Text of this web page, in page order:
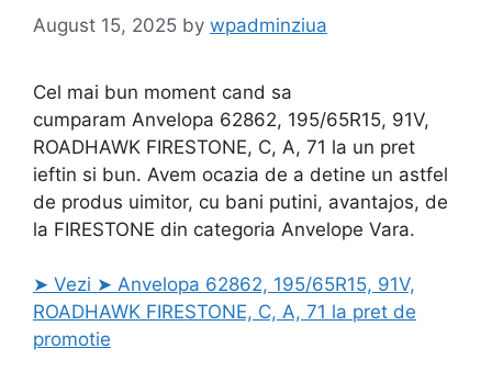
August 15, 2025 by wpadminziua
Cel mai bun moment cand sa
cumparam Anvelopa 62862, 195/65R15, 91V,
ROADHAWK FIRESTONE, C, A, 71 la un pret
ieftin si bun. Avem ocazia de a detine un astfel
de produs uimitor, cu bani putini, avantajos, de
la FIRESTONE din categoria Anvelope Vara.
➤ Vezi ➤ Anvelopa 62862, 195/65R15, 91V,
ROADHAWK FIRESTONE, C, A, 71 la pret de
promotie